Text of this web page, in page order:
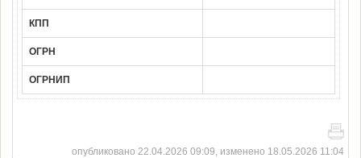
КПП
ОГРН
ОГРНИП
опубликовано 22.04.2026 09:09, изменено 18.05.2026 11:04